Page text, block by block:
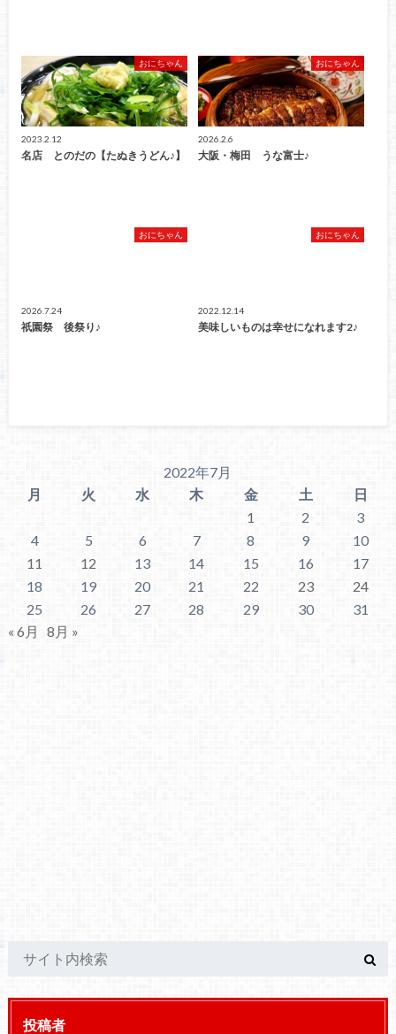
おにちゃん
2023.2.12
名店 とのだの【たぬきうどん♪】
おにちゃん
2026.2.6
大阪・梅田 うな富士♪
おにちゃん
2026.7.24
祇園祭 後祭り♪
おにちゃん
2022.12.14
美味しいものは幸せになれます2♪
2022年7月
月
火 水 木 金 土
日
1
2
3
4
5 6 7 8 9
10
11
12 13 14 15 16
17
18
19 20 21 22 23
24
25
26 27 28 29 30
31
« 6月
8月 »
投稿者